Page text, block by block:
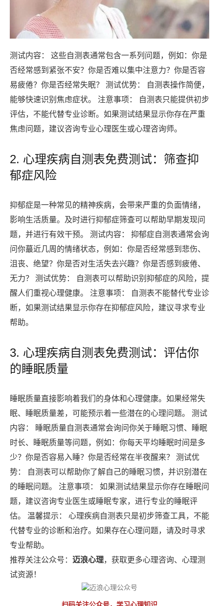
测试内容： 这些自测表通常包含一系列问题，例如：你是
否经常感到紧张不安？你是否难以集中注意力？你是否容
易疲倦？你是否经常失眠？ 测试优势： 自测表操作简便，
能够快速识别焦虑症状。 注意事项： 自测表只能提供初步
评估，不能代替专业诊断。如果测试结果显示你存在严重
焦虑问题，建议咨询专业心理医生或心理咨询师。
2. 心理疾病自测表免费测试：筛查抑
郁症风险
抑郁症是一种常见的精神疾病，会带来严重的负面情绪，
影响生活质量。及时进行抑郁症筛查可以帮助早期发现问
题，并进行有效干预。 测试内容： 抑郁症自测表通常会询
问你蕞近几周的情绪状态，例如：你是否经常感到悲伤、
沮丧、绝望？你是否对生活失去兴趣？你是否感到疲倦、
无力？ 测试优势： 自测表可以帮助识别抑郁症的风险，提
醒人们重视心理健康。 注意事项： 自测表不能替代专业诊
断，如果测试结果显示你存在抑郁症风险，建议寻求专业
帮助。
3. 心理疾病自测表免费测试：评估你
的睡眠质量
睡眠质量直接影响着我们的身体和心理健康。如果经常失
眠、睡眠质量差，可能预示着一些潜在的心理问题。 测试
内容： 睡眠质量自测表通常会询问你关于睡眠习惯、睡眠
时长、睡眠质量等问题，例如：你每天平均睡眠时间是多
少？你是否容易入睡？你是否经常在半夜醒来？ 测试优
势： 自测表可以帮助你了解自己的睡眠习惯，并识别潜在
的睡眠问题。 注意事项： 如果测试结果显示你存在睡眠问
题，建议咨询专业医生或睡眠专家，进行专业的睡眠评
估。 温馨提示： 心理疾病自测表只是初步筛查工具，不能
代替专业的诊断和治疗。如果存在心理问题，请及时寻求
专业帮助。
推荐关注公众号： 迈浪心理，获取更多心理咨询、心理测
试资源！